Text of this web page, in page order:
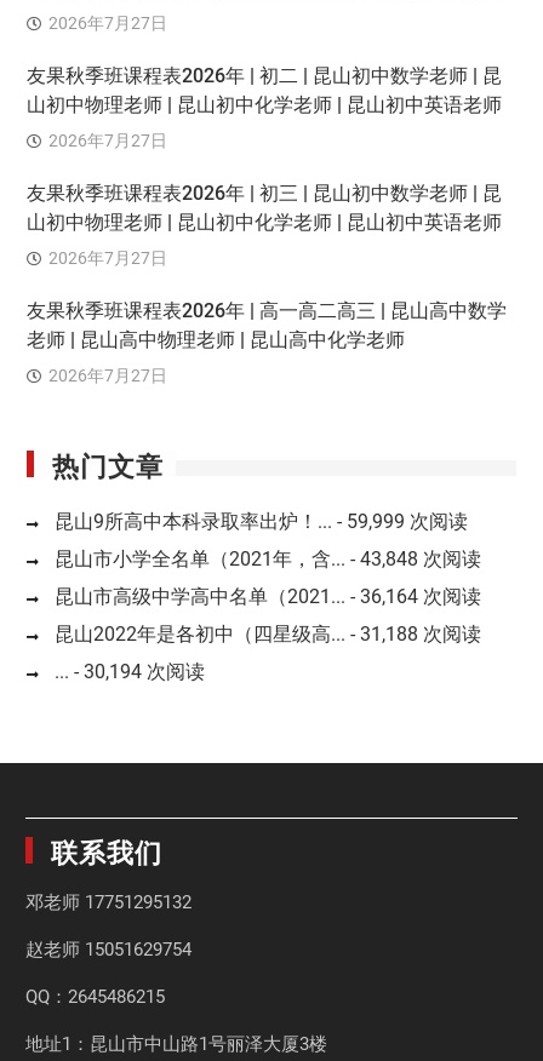
2026年7月27日
友果秋季班课程表2026年 | 初二 | 昆山初中数学老师 | 昆
山初中物理老师 | 昆山初中化学老师 | 昆山初中英语老师
2026年7月27日
友果秋季班课程表2026年 | 初三 | 昆山初中数学老师 | 昆
山初中物理老师 | 昆山初中化学老师 | 昆山初中英语老师
2026年7月27日
友果秋季班课程表2026年 | 高一高二高三 | 昆山高中数学
老师 | 昆山高中物理老师 | 昆山高中化学老师
2026年7月27日
热门文章
昆山9所高中本科录取率出炉！... - 59,999 次阅读
昆山市小学全名单（2021年，含... - 43,848 次阅读
昆山市高级中学高中名单（2021... - 36,164 次阅读
昆山2022年是各初中（四星级高... - 31,188 次阅读
... - 30,194 次阅读
联系我们
邓老师 17751295132
赵老师 15051629754
QQ：2645486215
地址1：昆山市中山路1号丽泽大厦3楼